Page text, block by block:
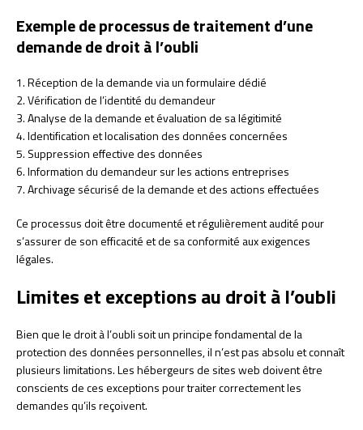
Exemple de processus de traitement d’une
demande de droit à l’oubli
1. Réception de la demande via un formulaire dédié
2. Vérification de l’identité du demandeur
3. Analyse de la demande et évaluation de sa légitimité
4. Identification et localisation des données concernées
5. Suppression effective des données
6. Information du demandeur sur les actions entreprises
7. Archivage sécurisé de la demande et des actions effectuées
Ce processus doit être documenté et régulièrement audité pour
s’assurer de son efficacité et de sa conformité aux exigences
légales.
Limites et exceptions au droit à l’oubli
Bien que le droit à l’oubli soit un principe fondamental de la
protection des données personnelles, il n’est pas absolu et connaît
plusieurs limitations. Les hébergeurs de sites web doivent être
conscients de ces exceptions pour traiter correctement les
demandes qu’ils reçoivent.